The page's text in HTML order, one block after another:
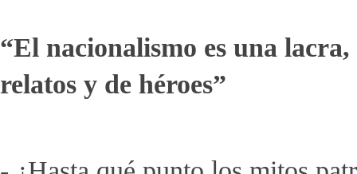
“El nacionalismo es una lacra,
relatos y de héroes”